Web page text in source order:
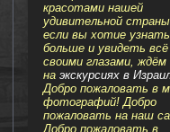
красотами нашей
удивительной
если вы хотие узнать
больше и увидеть всё
своими глазами, ждём
на экскурсиях в
Добро пожаловать в
фотографий! Добро
пожаловать на наш
Добро пожаловать в